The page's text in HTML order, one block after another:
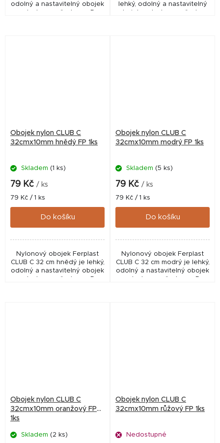
odolný a nastavitelný obojek
s plastovou přezkou a D-
lehký, odolný a nastavitelný
obojek s plastovou přezkou
Obojek nylon CLUB C
32cmx10mm hnědý FP 1ks
Skladem (1 ks)
79 Kč / ks
Měrná
cena:
79 Kč / 1 ks
Do košíku
Nylonový obojek Ferplast
CLUB C 32 cm hnědý je lehký,
odolný a nastavitelný obojek
Obojek nylon CLUB C
32cmx10mm modrý FP 1ks
Skladem (5 ks)
79 Kč / ks
Měrná
cena:
79 Kč / 1 ks
Do košíku
Nylonový obojek Ferplast
CLUB C 32 cm modrý je lehký,
odolný a nastavitelný obojek
Obojek nylon CLUB C
32cmx10mm oranžový FP
1ks
Skladem (2 ks)
Obojek nylon CLUB C
32cmx10mm růžový FP 1ks
Nedostupné